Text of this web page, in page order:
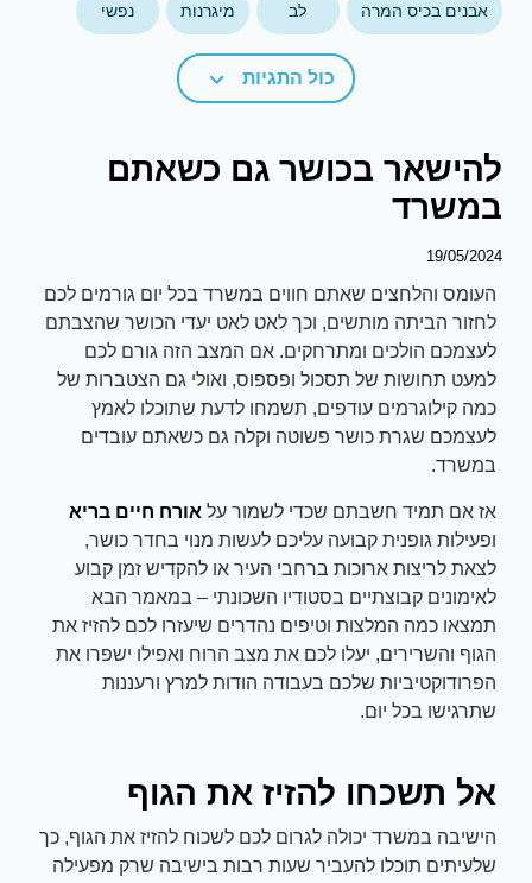
אבנים בכיס המרה לב מיגרנות נפשי
כול התגיות
להישאר בכושר גם כשאתם
במשרד
19/05/2024
העומס והלחצים שאתם חווים במשרד בכל יום גורמים לכם
לחזור הביתה מותשים, וכך לאט לאט יעדי הכושר שהצבתם
לעצמכם הולכים ומתרחקים. אם המצב הזה גורם לכם
למעט תחושות של תסכול ופספוס, ואולי גם הצטברות של
כמה קילוגרמים עודפים, תשמחו לדעת שתוכלו לאמץ
לעצמכם שגרת כושר פשוטה וקלה גם כשאתם עובדים
במשרד.
אז אם תמיד חשבתם שכדי לשמור על אורח חיים בריא
ופעילות גופנית קבועה עליכם לעשות מנוי בחדר כושר,
לצאת לריצות ארוכות ברחבי העיר או להקדיש זמן קבוע
לאימונים קבוצתיים בסטודיו השכונתי – במאמר הבא
תמצאו כמה המלצות וטיפים נהדרים שיעזרו לכם להזיז את
הגוף והשרירים, יעלו לכם את מצב הרוח ואפילו ישפרו את
הפרודוקטיביות שלכם בעבודה הודות למרץ ורעננות
שתרגישו בכל יום.
אל תשכחו להזיז את הגוף
הישיבה במשרד יכולה לגרום לכם לשכוח להזיז את הגוף, כך
שלעיתים תוכלו להעביר שעות רבות בישיבה שרק מפעילה